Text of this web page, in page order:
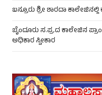
ಬಸ್ರೂರು ಶ್ರೀ ಶಾರದಾ
ಬೈಂದೂರು ಸ.ಪ್ರ.ದ ಕಾಲೇಜಿನ
ಅಧಿಕಾರ ಸ್ವೀಕಾರ